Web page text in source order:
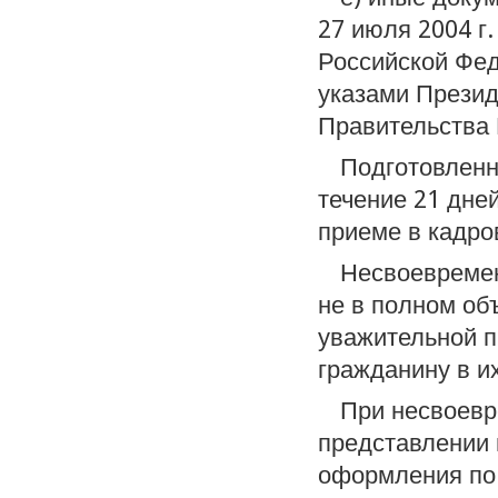
27 июля 2004
Российской
указами
течение 21
приеме в
не в полном
уважительной
гражданину в
При
оформления по